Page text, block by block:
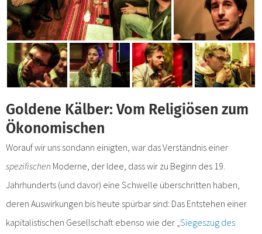
Goldene Kälber: Vom Religiösen zum
Ökonomischen
Worauf wir uns sondann einigten, war das Verständnis einer
spezifischen Moderne, der Idee, dass wir zu Beginn des 19.
Jahrhunderts (und davor) eine Schwelle überschritten haben,
deren Auswirkungen bis heute spürbar sind: Das Entstehen einer
kapitalistischen Gesellschaft ebenso wie der „ Siegeszug des